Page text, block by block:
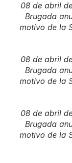
08 de abril
Brugada
motivo de la
08 de abril
Brugada
motivo de la
08 de abril
Brugada
motivo de la